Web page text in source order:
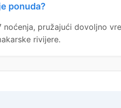
ponuda?
noćenja, pružajući dovoljno
rivijere.